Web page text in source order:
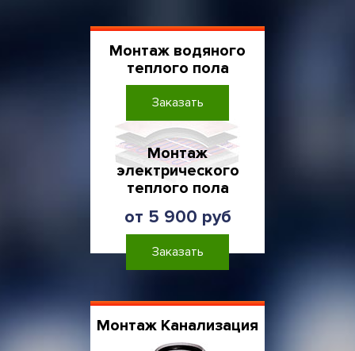
Монтаж водяного
теплого пола
Заказать
Монтаж
электрического
теплого пола
от 5 900 руб
Заказать
Монтаж Канализация